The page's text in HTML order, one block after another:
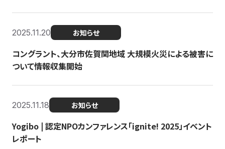
2025.11.20 お知らせ
コングラント、大分市佐賀関地域 大規模火災による被害に
ついて情報収集開始
2025.11.18 お知らせ
Yogibo | 認定NPOカンファレンス「ignite! 2025」イベント
レポート